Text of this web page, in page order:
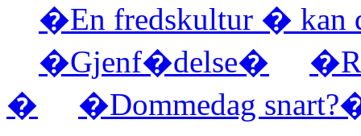
�En fredskultur � kan
�Gjenf�delse�
�
�Dommedag